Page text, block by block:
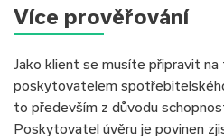
Více prověřování
Jako klient se musíte připravit
poskytovatelem
to především z důvodu
Poskytovatel úvěru je povinen